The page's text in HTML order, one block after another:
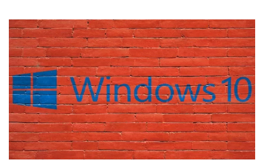
comunicación
digital donde
encontrarás
todas las
noticias sobre
tecnología,
móviles,
ordenadores,
apps,
informática,
videojuegos,
comparativas,
trucos y